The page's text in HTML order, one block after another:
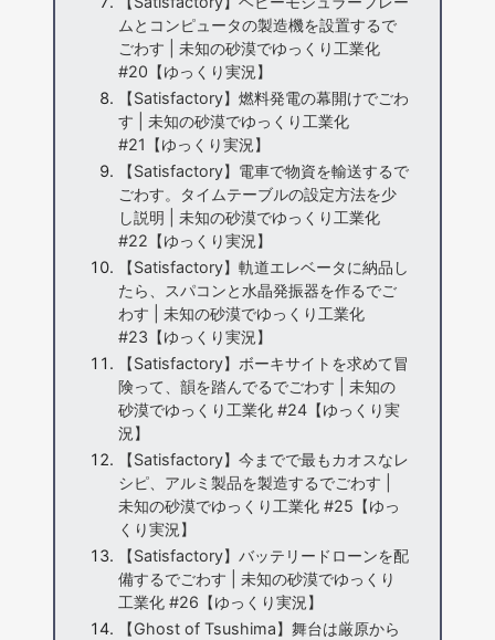
ムとコンピュータの製造機を設置するで
ごわす | 未知の砂漠でゆっくり工業化
#20【ゆっくり実況】
【Satisfactory】燃料発電の幕開けでごわ
す | 未知の砂漠でゆっくり工業化
#21【ゆっくり実況】
【Satisfactory】電車で物資を輸送するで
ごわす。タイムテーブルの設定方法を少
し説明 | 未知の砂漠でゆっくり工業化
#22【ゆっくり実況】
【Satisfactory】軌道エレベータに納品し
たら、スパコンと水晶発振器を作るでご
わす | 未知の砂漠でゆっくり工業化
#23【ゆっくり実況】
【Satisfactory】ボーキサイトを求めて冒
険って、韻を踏んでるでごわす | 未知の
砂漠でゆっくり工業化 #24【ゆっくり実
況】
【Satisfactory】今までで最もカオスなレ
シピ、アルミ製品を製造するでごわす |
未知の砂漠でゆっくり工業化 #25【ゆっ
くり実況】
【Satisfactory】バッテリードローンを配
備するでごわす | 未知の砂漠でゆっくり
工業化 #26【ゆっくり実況】
【Ghost of Tsushima】舞台は厳原から